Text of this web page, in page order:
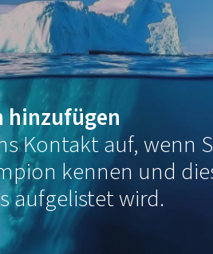
hinzufügen
Kontakt auf, wenn
kennen und
aufgelistet wird.